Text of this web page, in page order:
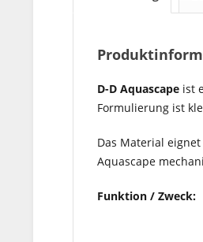
D-D Aquascape ist
Formulierung ist
Das Material
Aquascape
Funktion / Zweck: